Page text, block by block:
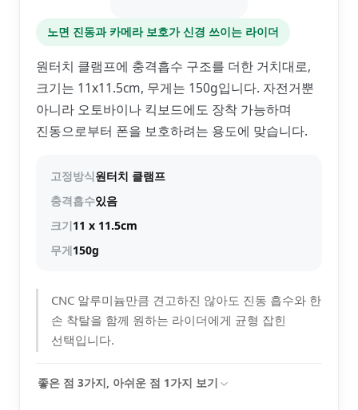
노면 진동과 카메라 보호가 신경 쓰이는 라이더
원터치 클램프에 충격흡수 구조를 더한 거치대로,
크기는 11x11.5cm, 무게는 150g입니다. 자전거뿐
아니라 오토바이나 킥보드에도 장착 가능하며
진동으로부터 폰을 보호하려는 용도에 맞습니다.
고정방식원터치 클램프
충격흡수있음
크기11 x 11.5cm
무게150g
CNC 알루미늄만큼 견고하진 않아도 진동 흡수와 한
손 착탈을 함께 원하는 라이더에게 균형 잡힌
선택입니다.
좋은 점 3가지, 아쉬운 점 1가지 보기